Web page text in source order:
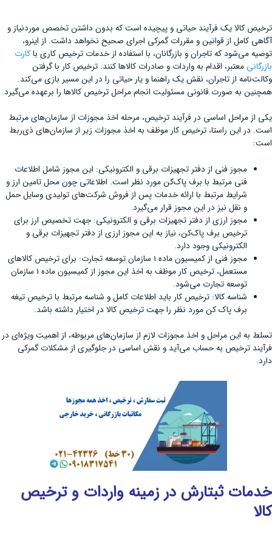
ترخیص کالا یک فرآیند حیاتی و پیچیده است که بدون داشتن تخصص موردنیاز و
آگاهی کامل از قوانین و مقررات گمرکی اجرای صحیح نخواهد داشت. از اینرو،
توصیه می‌شود که تاجران و بازرگانان، با استفاده از خدمات ترخیص کاری باکارت
بازرگانی معتبر، اقدام به واردات و صادرات کالاها کنند. ترخیص کار با گرفتن
وکالت‌نامه از تاجران، نقش یک راهنما و یار حیاتی را در این مسیر بازی می‌کند.
همچنین به صورت قانونی مسئولیت انجام مراحل ترخیص کالاها را برعهده می‌گیرد.
یکی از مراحل اساسی در فرآیند ترخیص، مرحله اخذ مجوزات از سازمان‌های مرتبط
است. در این راستا، ترخیص کار موظف به اخذ مجوزات زیر از سازمان‌های ذی‌ربط
است:
مجوز فنی از دفتر تجهیزات برقی و الکترونیکی: این مجوز شامل اطلاعات
فنی مرتبط با برف پاک‌کن مورد نظر است. اطلاعاتی چون محل تامین ارز و
شرایط مرتبط با ارائه خدمات پس از فروش شرکت‌های تولیدی وسایل حمل
و نقل نیز در این مجوز قرار می‌گیرد.
مجوز ارزی از دفتر تجهیزات برقی و الکترونیکی: جهت تخصیص ارز برای
ترخیص برف پاک‌کن، نیاز به این مجوز ارزی از دفتر تجهیزات برقی و
الکترونیکی وجود دارد.
مجوز فنی از کمیسیون ماده 1 سازمان توسعه تجارت: برای ترخیص کالاهای
مستعمل، ترخیص کار موظف به اخذ این مجوز از کمیسیون ماده 1 سازمان
توسعه تجارت می‌شود.
شناسه کالا: ترخیص کار باید اطلاعات کامل و شناسه مرتبط با ترخیص تیغه
برف پاک ‌کن مورد نظر را جهت ترخیص کالا در اختیار داشته باشد.
تسلط به این مراحل و اخذ مجوزات لازم از سازمان‌های مربوطه، از اهمیت ویژه‌ای در
فرآیند ترخیص به حساب می‌آید و نقش اساسی در جلوگیری از مشکلات گمرکی
دارد.
خدمات ثبتارش در زمینه واردات و ترخیص
کالا